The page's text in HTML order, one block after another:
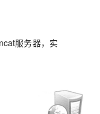
服务器，实